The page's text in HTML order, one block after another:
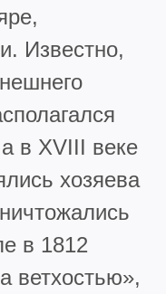
Известно,
в XVIII веке
хозяева
в 1812
ветхостью»,